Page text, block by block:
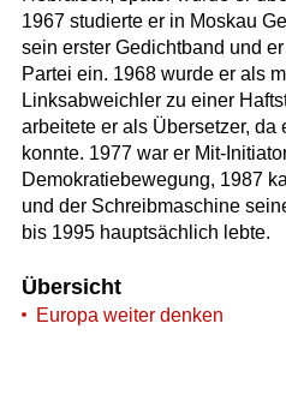
1967 studierte er in Moskau
sein erster Gedichtband und
Partei ein. 1968 wurde er als
Linksabweichler zu einer
arbeitete er als Übersetzer,
konnte. 1977 war er Mit-
Demokratiebewegung, 1987
und der Schreibmaschine
bis 1995 hauptsächlich lebte.
Übersicht
Europa weiter denken